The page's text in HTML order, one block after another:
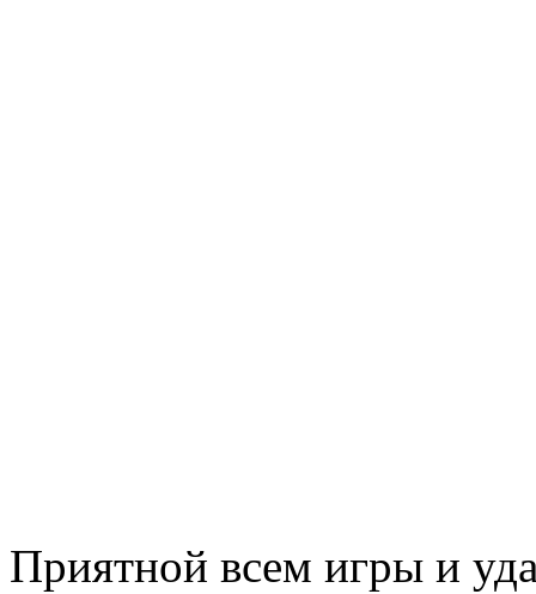
Приятной всем игры и